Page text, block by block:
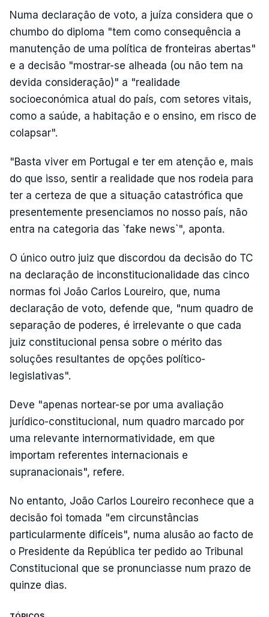
Numa declaração de voto, a juíza considera que o
chumbo do diploma "tem como consequência a
manutenção de uma política de fronteiras abertas"
e a decisão "mostrar-se alheada (ou não tem na
devida consideração)" a "realidade
socioeconómica atual do país, com setores vitais,
como a saúde, a habitação e o ensino, em risco de
colapsar".
"Basta viver em Portugal e ter em atenção e, mais
do que isso, sentir a realidade que nos rodeia para
ter a certeza de que a situação catastrófica que
presentemente presenciamos no nosso país, não
entra na categoria das `fake news`", aponta.
O único outro juiz que discordou da decisão do TC
na declaração de inconstitucionalidade das cinco
normas foi João Carlos Loureiro, que, numa
declaração de voto, defende que, "num quadro de
separação de poderes, é irrelevante o que cada
juiz constitucional pensa sobre o mérito das
soluções resultantes de opções político-
legislativas".
Deve "apenas nortear-se por uma avaliação
jurídico-constitucional, num quadro marcado por
uma relevante internormatividade, em que
importam referentes internacionais e
supranacionais", refere.
No entanto, João Carlos Loureiro reconhece que a
decisão foi tomada "em circunstâncias
particularmente difíceis", numa alusão ao facto de
o Presidente da República ter pedido ao Tribunal
Constitucional que se pronunciasse num prazo de
quinze dias.